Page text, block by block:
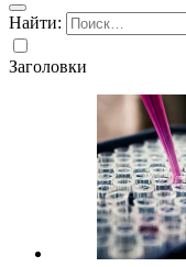
Найти:
Заголовки